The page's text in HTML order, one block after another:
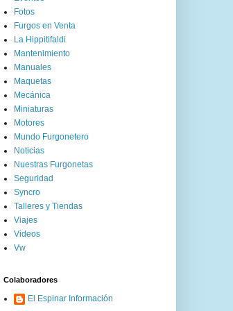
Fotos
Furgos en Venta
La Hippitifaldi
Mantenimiento
Manuales
Maquetas
Mecánica
Miniaturas
Motores
Mundo Furgonetero
Noticias
Nuestras Furgonetas
Seguridad
Syncro
Talleres y Tiendas
Viajes
Videos
Vw
Colaboradores
El Espinar Información